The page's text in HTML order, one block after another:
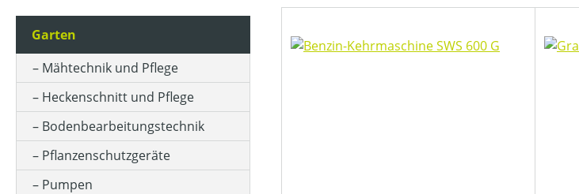
HERSTELLER
ARBEITSBREITE (IN CM)
ARBEITSSTUFENANZAHL
Garten
Mähtechnik und Pflege
Heckenschnitt und Pflege
Bodenbearbeitungstechnik
Pflanzenschutzgeräte
Pumpen